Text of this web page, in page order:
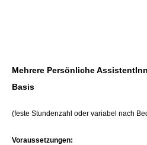
Mehrere Persönliche
Basis
(feste Stundenzahl oder variabel nach
Voraussetzungen: